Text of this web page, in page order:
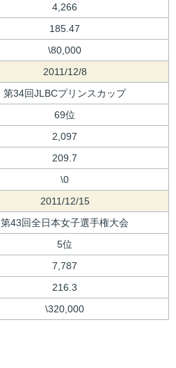
4,266
185.47
\80,000
2011/12/8
第34回JLBCプリンスカップ
69位
2,097
209.7
\0
2011/12/15
第43回全日本女子選手権大会
5位
7,787
216.3
\320,000